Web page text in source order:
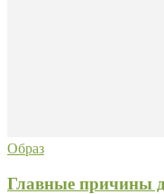
Образ
Главные причины